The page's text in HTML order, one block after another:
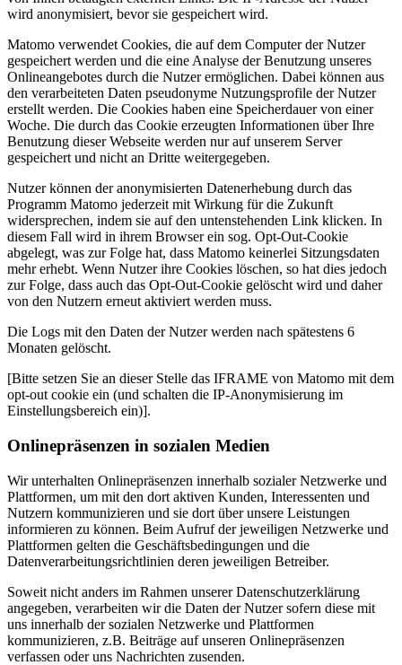
wird anonymisiert, bevor sie gespeichert wird.
Matomo verwendet Cookies, die auf dem Computer der Nutzer
gespeichert werden und die eine Analyse der Benutzung unseres
Onlineangebotes durch die Nutzer ermöglichen. Dabei können aus
den verarbeiteten Daten pseudonyme Nutzungsprofile der Nutzer
erstellt werden. Die Cookies haben eine Speicherdauer von einer
Woche. Die durch das Cookie erzeugten Informationen über Ihre
Benutzung dieser Webseite werden nur auf unserem Server
gespeichert und nicht an Dritte weitergegeben.
Nutzer können der anonymisierten Datenerhebung durch das
Programm Matomo jederzeit mit Wirkung für die Zukunft
widersprechen, indem sie auf den untenstehenden Link klicken. In
diesem Fall wird in ihrem Browser ein sog. Opt-Out-Cookie
abgelegt, was zur Folge hat, dass Matomo keinerlei Sitzungsdaten
mehr erhebt. Wenn Nutzer ihre Cookies löschen, so hat dies jedoch
zur Folge, dass auch das Opt-Out-Cookie gelöscht wird und daher
von den Nutzern erneut aktiviert werden muss.
Die Logs mit den Daten der Nutzer werden nach spätestens 6
Monaten gelöscht.
[Bitte setzen Sie an dieser Stelle das IFRAME von Matomo mit dem
opt-out cookie ein (und schalten die IP-Anonymisierung im
Einstellungsbereich ein)].
Onlinepräsenzen in sozialen Medien
Wir unterhalten Onlinepräsenzen innerhalb sozialer Netzwerke und
Plattformen, um mit den dort aktiven Kunden, Interessenten und
Nutzern kommunizieren und sie dort über unsere Leistungen
informieren zu können. Beim Aufruf der jeweiligen Netzwerke und
Plattformen gelten die Geschäftsbedingungen und die
Datenverarbeitungsrichtlinien deren jeweiligen Betreiber.
Soweit nicht anders im Rahmen unserer Datenschutzerklärung
angegeben, verarbeiten wir die Daten der Nutzer sofern diese mit
uns innerhalb der sozialen Netzwerke und Plattformen
kommunizieren, z.B. Beiträge auf unseren Onlinepräsenzen
verfassen oder uns Nachrichten zusenden.